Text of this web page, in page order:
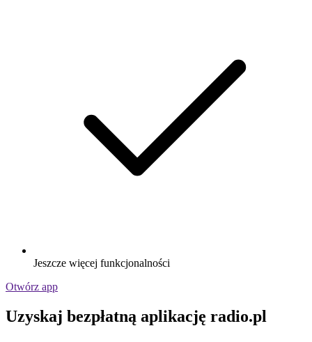
Jeszcze więcej funkcjonalności
Otwórz app
Uzyskaj bezpłatną aplikację radio.pl